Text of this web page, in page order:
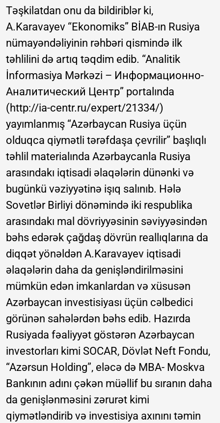
Təşkilatdan onu da bildiriblər ki,
A.Karavayev “Ekonomiks” BİAB-ın Rusiya
nümayəndəliyinin rəhbəri qismində ilk
təhlilini də artıq təqdim edib. “Analitik
İnformasiya Mərkəzi – Информационно-
Аналитический Центр” portalında
(http://ia-centr.ru/expert/21334/)
yayımlanmış “Azərbaycan Rusiya üçün
olduqca qiymətli tərəfdaşa çevrilir” başlıqlı
təhlil materialında Azərbaycanla Rusiya
arasındakı iqtisadi əlaqələrin dünənki və
bugünkü vəziyyətinə işıq salınıb. Hələ
Sovetlər Birliyi dönəmində iki respublika
arasındakı mal dövriyyəsinin səviyyəsindən
bəhs edərək çağdaş dövrün reallıqlarına da
diqqət yönəldən A.Karavayev iqtisadi
əlaqələrin daha da genişləndirilməsini
mümkün edən imkanlardan və xüsusən
Azərbaycan investisiyası üçün cəlbedici
görünən sahələrdən bəhs edib. Hazırda
Rusiyada fəaliyyət göstərən Azərbaycan
investorları kimi SOCAR, Dövlət Neft Fondu,
“Azərsun Holding”, eləcə də MBA- Moskva
Bankının adını çəkən müəllif bu sıranın daha
da genişlənməsini zərurət kimi
qiymətləndirib və investisiya axınını təmin